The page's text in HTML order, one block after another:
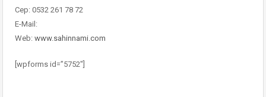
Cep: 0532 261 78 72
E-Mail:
Web: www.sahinnami.com
[wpforms id=”5752″]